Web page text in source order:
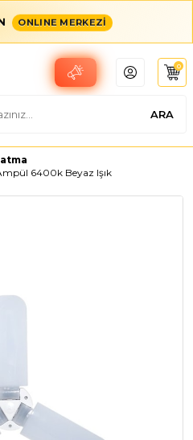
ONLINE MERKEZİ
ARA
0
6400k Beyaz Işık